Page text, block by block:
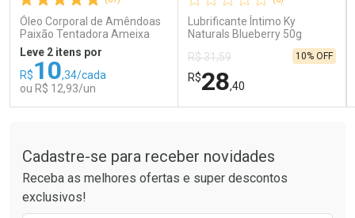
Comprar sem Desconto
Por R$ 66,83/cada
Comprar sem Desconto
Por R$ 66,83/cada
Comprar sem Desconto
Por R$ 121,90/cada
Comprar sem Desconto
Por R$ 121,90/cada
Óleo Corporal de Amêndoas
Paixão Tentadora Ameixa
Rubi 100ml
Leve 2 itens por
R$10,34/cada
ou R$ 12,93/un
Laboratório
Por Menos
Lubrificante Íntimo Ky
Naturals Blueberry 50g
R$ 31,59
R$28,40
10% OFF
Laboratório
Por Menos
Cadastre-se para receber novidades
Receba as melhores ofertas e super descontos
exclusivos!